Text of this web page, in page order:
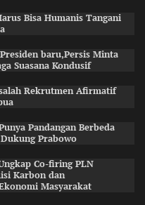
Bisa Humanis Tangani
baru,Persis Minta
Suasana Kondusif
Rekrutmen Afirmatif
Pandangan Berbeda
Prabowo
Co-firing PLN
Karbon dan
Masyarakat